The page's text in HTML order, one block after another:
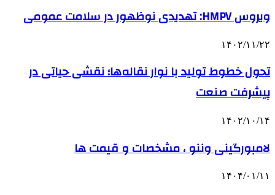
ویروس HMPV: تهدیدی نوظهور در سلامت عمومی
۱۴۰۲/۱۱/۲۲
تحول خطوط تولید با نوار نقاله‌ها؛ نقشی حیاتی در
پیشرفت صنعت
۱۴۰۲/۱۰/۱۴
لامبورگینی وننو ، مشخصات و قیمت ها
۱۴۰۴/۰۱/۱۱